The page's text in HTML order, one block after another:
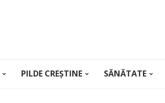
PILDE CREȘTINE SĂNĂTATE